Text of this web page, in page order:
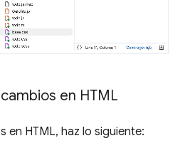
en HTML
en HTML, haz lo siguiente: